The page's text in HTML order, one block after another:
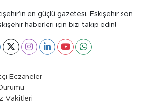
en güçlü gazetesi, Eskişehir son
haberleri için bizi takip edin!
Eczaneler
Vakitleri